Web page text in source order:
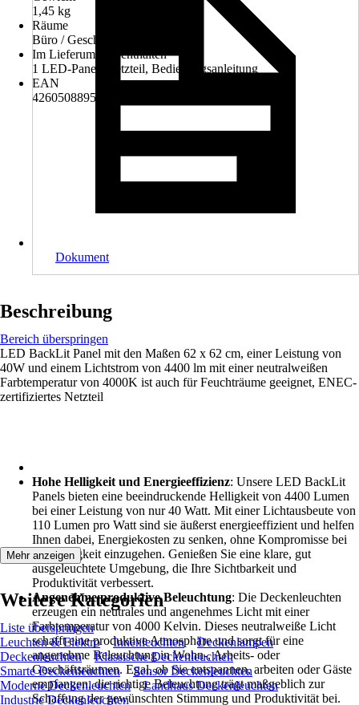
1,45 kg
Räume
Büro / Geschäftsraum
Im Lieferumfang enthalten
1 LED-Panel, Netzteil, Bedienungsanleitung
EAN
4260508895102, 4260508898639
Dokument
Beschreibung
Bereich überspringen
LED BackLit Panel mit den Maßen 62 x 62 cm, einer Leistung von
40W und einem Lichtstrom von 4400 lm mit einer neutralweißen
Farbtemperatur von 4000K ist auch für Feuchträume geeignet, ENEC-
zertifiziertes Netzteil
Hohe Helligkeit und Energieeffizienz: Unsere LED BackLit
Panels bieten eine beeindruckende Helligkeit von 4400 Lumen
bei einer Leistung von nur 40 Watt. Mit einer Lichtausbeute von
110 Lumen pro Watt sind sie äußerst energieeffizient und helfen
Ihnen dabei, Energiekosten zu senken, ohne Kompromisse bei
der Helligkeit einzugehen. Genießen Sie eine klare, gut
ausgeleuchtete Umgebung, die Ihre Sichtbarkeit und
Produktivität verbessert.
Angenehme produktive Beleuchtung: Die Deckenleuchten
erzeugen ein neutrales und angenehmes Licht mit einer
Farbtemperatur von 4000 Kelvin. Dieses neutralweiße Licht
schafft eine produktive Atmosphäre und sorgt für eine
angenehme Beleuchtung in Wohn-, Arbeits- oder
Geschäftsräumen. Egal, ob Sie entspannen, arbeiten oder Gäste
empfangen, die richtige Beleuchtung trägt maßgeblich zur
Schaffung der gewünschten Stimmung und Produktivität bei.
Mehr anzeigen
Weitere Kategorien
Liste überspringen
Leuchten & Elektro
Innenleuchten
Deckenlampen
Deckenleuchten
Klassische Deckenleuchten
Smarte Deckenleuchten
Sensor Deckenleuchten
Moderne Deckenleuchten
Landhaus Deckenleuchten
Industrie Deckenleuchten